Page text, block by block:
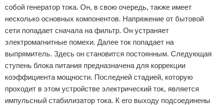
собой генератор тока. Он, в свою очередь, также имеет
несколько основных компонентов. Напряжение от бытовой
сети попадает сначала на фильтр. Он устраняет
электромагнитные помехи. Далее ток попадает на
выпрямитель. Здесь он становится постоянным. Следующая
ступень блока питания предназначена для коррекции
коэффициента мощности. Последней стадией, которую
проходит в этом устройстве электрический ток, является
импульсный стабилизатор тока. К его выходу подсоединены